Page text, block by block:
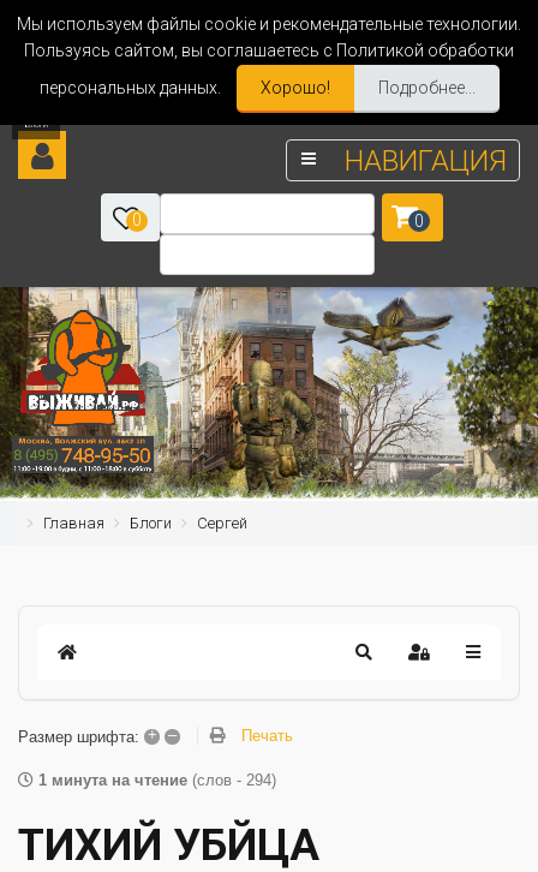
Мы используем файлы cookie и рекомендательные технологии.
Пользуясь сайтом, вы соглашаетесь с Политикой обработки
персональных данных.
Хорошо! Подробнее...
НАВИГАЦИЯ
0 0
Главная Блоги Сергей
Размер шрифта: + – Печать
1 минута на чтение (слов - 294)
ТИХИЙ УБЙЦА